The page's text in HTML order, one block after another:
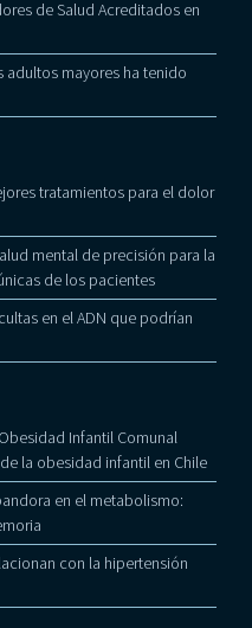
de Salud Acreditados en
adultos mayores ha tenido
tratamientos para el dolor
mental de precisión para la
de los pacientes
en el ADN que podrían
Infantil Comunal
la obesidad infantil en Chile
en el metabolismo:
con la hipertensión